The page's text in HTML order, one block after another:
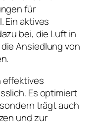
für
Ein aktives
bei, die Luft in
Ansiedlung von
effektives
Es optimiert
trägt auch
und zur